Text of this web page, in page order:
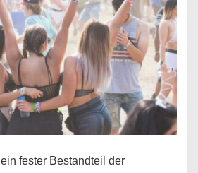
fester Bestandteil der